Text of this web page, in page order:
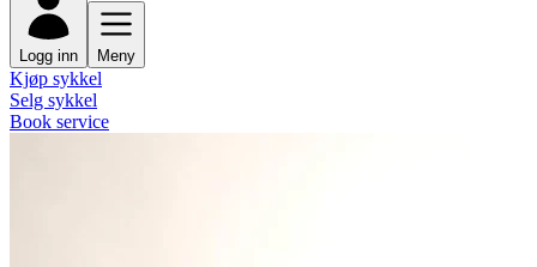
Logg inn Meny
Kjøp sykkel
Selg sykkel
Book service